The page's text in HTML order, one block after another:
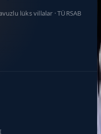
lüks villalar · TÜRSAB